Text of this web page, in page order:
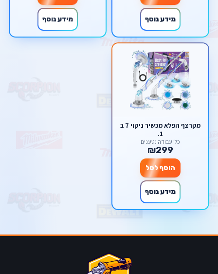
מידע נוסף מידע נוסף
מקרצף הפלא מכשיר ניקוי 7 ב
1.
כלי עבודה נטענים
₪299
הוסף לסל
מידע נוסף